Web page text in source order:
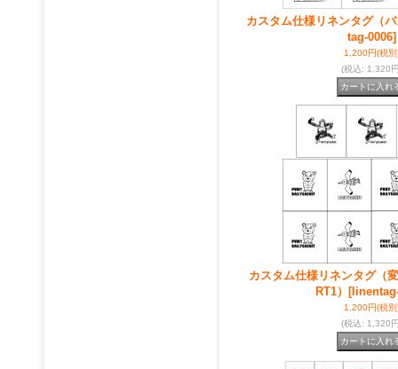
カスタム仕様リネンタグ（
tag-0006]
1,200円(税別
(税込: 1,320
カスタム仕様リネンタグ（
RT1）
1,200円(税別
(税込: 1,320